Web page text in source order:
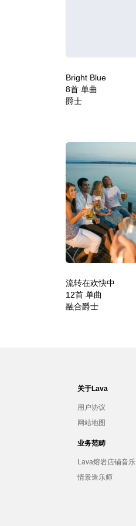
Bright Blue
8首 单曲
爵士
流转在欢快中
12首 单曲
融合爵士
关于Lava
用户协议
网站地图
业务范畴
Lava熔岩店铺音乐
情景造乐师